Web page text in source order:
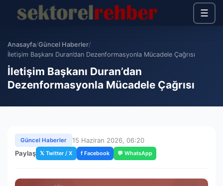
☰
Anasayfa/Güncel Haberler/
İletişim Başkanı Duran’dan Dezenformasyonla Mücadele Çağrısı
İletişim Başkanı Duran’dan
Dezenformasyonla Mücadele Çağrısı
Güncel Haberler
15 Haziran 2026, 06:20
Paylaş 𝕏 Twitter / X f Facebook 💬 WhatsApp